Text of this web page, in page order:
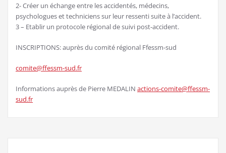
2- Créer un échange entre les accidentés, médecins,
psychologues et techniciens sur leur ressenti suite à l’accident.
3 – Etablir un protocole régional de suivi post-accident.
INSCRIPTIONS: auprès du comité régional Ffessm-sud
comite@ffessm-sud.fr
Informations auprès de Pierre MEDALIN actions-comite@ffessm-
sud.fr